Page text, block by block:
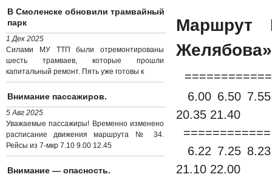
Желябова»
6.00 6.50 7.55
20.35 21.40
6.22 7.25 8.23
21.10 22.00
В Смоленске обновили трамвайный
парк
1 Дек 2025
Силами МУ ТТП были отремонтированы
шесть трамваев, которые прошли
капитальный ремонт. Пять уже готовы к
Внимание пассажиров.
5 Авг 2025
Уважаемые пассажиры! Временно изменено
расписание движения маршрута № 34.
Рейсы из 7-мкр 7.10 9.00 12.45
Внимание — опасность.